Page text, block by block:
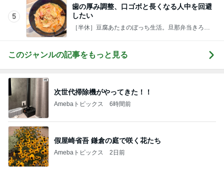
5
歯の厚み調整、口ゴボと長くなる人中を回避
したい
［半休］豆腐あたまのぼっち生活。旦那弁当きろく
このジャンルの記事をもっと見る
次世代掃除機がやってきた！！
Amebaトピックス 6時間前
假屋崎省吾 鎌倉の庭で咲く花たち
Amebaトピックス 2日前